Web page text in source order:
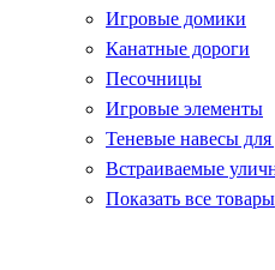
Игровые домики
Канатные дороги
Песочницы
Игровые элементы
Теневые навесы для
Встраиваемые
Показать все товары